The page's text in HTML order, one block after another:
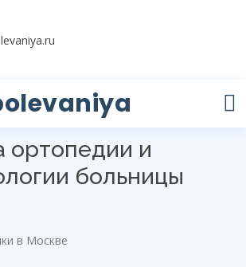
ортопедии и
больницы
в Москве